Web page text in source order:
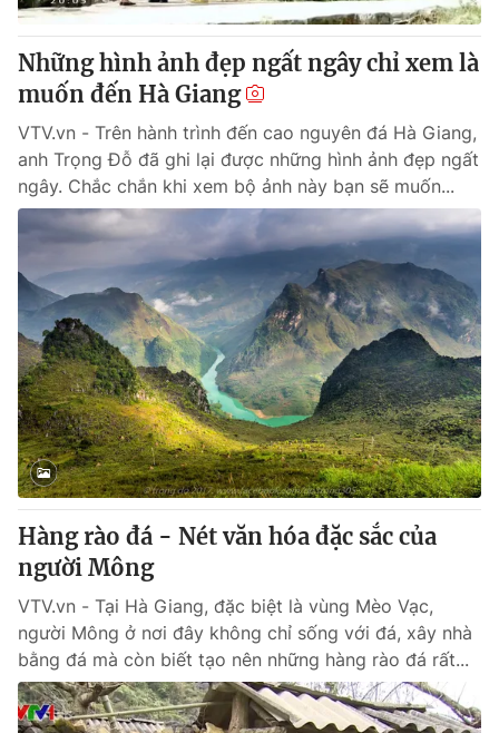
Những hình ảnh đẹp ngất ngây chỉ xem là
muốn đến Hà Giang
VTV.vn - Trên hành trình đến cao nguyên đá Hà Giang,
anh Trọng Đỗ đã ghi lại được những hình ảnh đẹp ngất
ngây. Chắc chắn khi xem bộ ảnh này bạn sẽ muốn...
Hàng rào đá - Nét văn hóa đặc sắc của
người Mông
VTV.vn - Tại Hà Giang, đặc biệt là vùng Mèo Vạc,
người Mông ở nơi đây không chỉ sống với đá, xây nhà
bằng đá mà còn biết tạo nên những hàng rào đá rất...